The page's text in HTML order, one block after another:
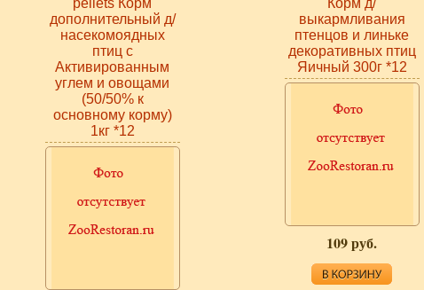
pellets Корм
дополнительный д/
насекомоядных
птиц с
Активированным
углем и овощами
(50/50% к
основному корму)
1кг *12
Корм д/
выкармливания
птенцов и линьке
декоративных птиц
Яичный 300г *12
109 руб.